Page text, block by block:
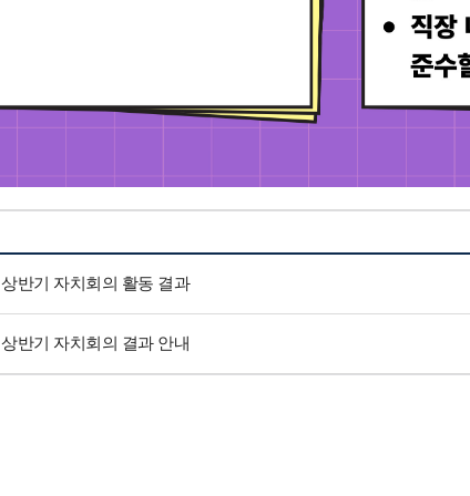
상반기 자치회의 활동 결과
상반기 자치회의 결과 안내